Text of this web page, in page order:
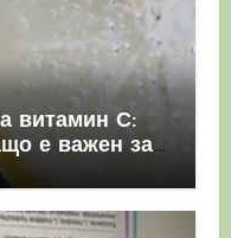
витамин С:
е важен за